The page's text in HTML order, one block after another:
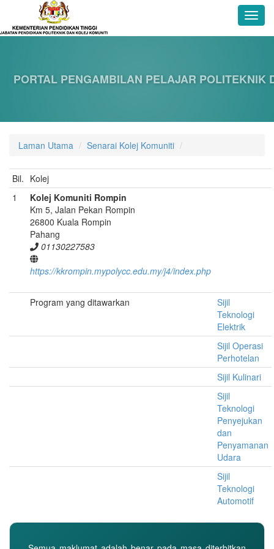
PORTAL PENGAMBILAN PELAJAR POLITEKNIK
Laman Utama Senarai Kolej Komuniti
Bil. Kolej
1
Kolej Komuniti Rompin
Km 5, Jalan Pekan Rompin
26800 Kuala Rompin
Pahang
01130227583
https://kkrompin.mypolycc.edu.my/j4/index.php
Program yang ditawarkan
Sijil
Teknologi
Elektrik
Sijil Operasi
Perhotelan
Sijil Kulinari
Sijil
Teknologi
Penyejukan
dan
Penyamanan
Udara
Sijil
Teknologi
Automotif